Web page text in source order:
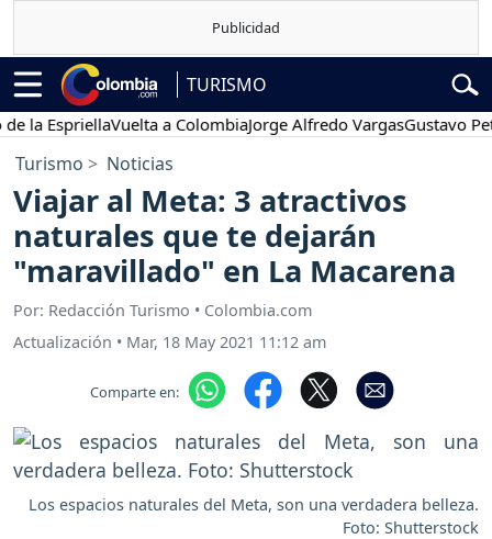
TURISMO
Vuelta a ColombiaJorge Alfredo VargasGustavo Petro
Turismo Noticias
Viajar al Meta: 3 atractivos
naturales que te dejarán
"maravillado" en La Macarena
Por: Redacción Turismo • Colombia.com
Actualización • Mar, 18 May 2021 11:12 am
Comparte en:
Los espacios naturales del Meta, son una verdadera belleza.
Foto: Shutterstock